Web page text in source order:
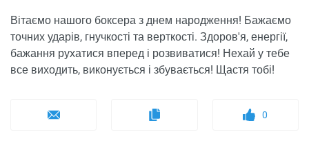
Вітаємо нашого боксера з днем ​​народження! Бажаємо
точних ударів, гнучкості та верткості. Здоров'я, енергії,
бажання рухатися вперед і розвиватися! Нехай у тебе
все виходить, виконується і збувається! Щастя тобі!
0